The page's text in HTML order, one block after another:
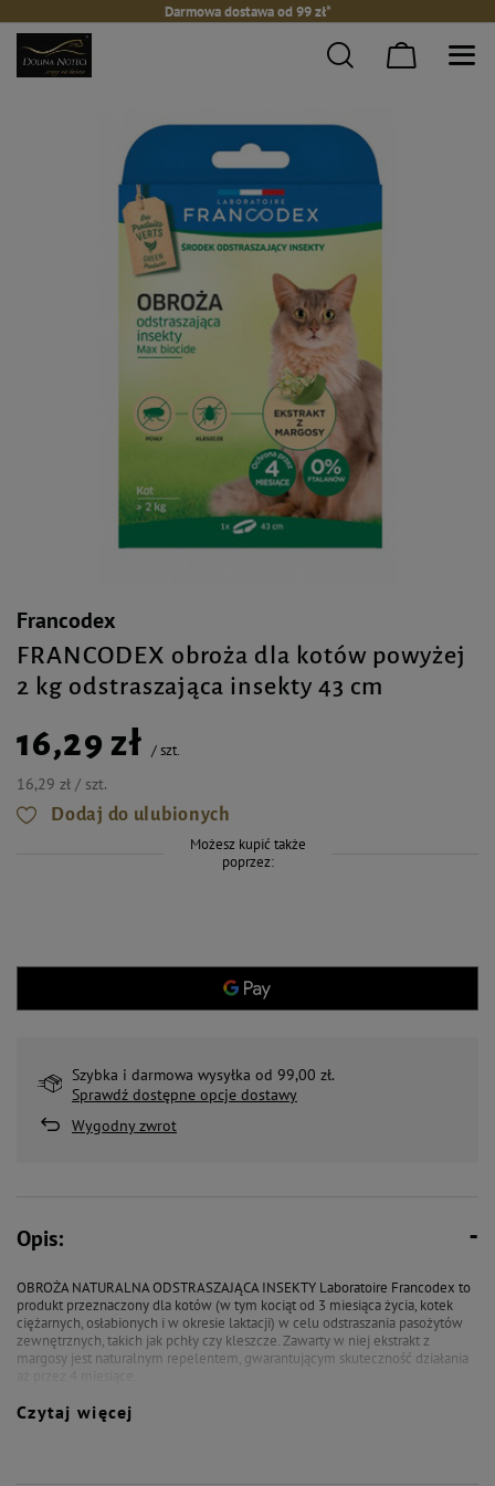
Darmowa dostawa od 99 zł*
Francodex
FRANCODEX obroża dla kotów powyżej
2 kg odstraszająca insekty 43 cm
16,29 zł /szt.
16,29 zł / szt.
Dodaj do ulubionych
Możesz kupić także
poprzez:
Szybka i darmowa wysyłka od 99,00 zł.
Sprawdź dostępne opcje dostawy
Wygodny zwrot
Opis:
OBROŻA NATURALNA ODSTRASZAJĄCA INSEKTY Laboratoire Francodex to
produkt przeznaczony dla kotów (w tym kociąt od 3 miesiąca życia, kotek
ciężarnych, osłabionych i w okresie laktacji) w celu odstraszania pasożytów
zewnętrznych, takich jak pchły czy kleszcze. Zawarty w niej ekstrakt z
margosy jest naturalnym repelentem, gwarantującym skuteczność działania
Skład: Ekstrakt z margosy (CAS N°84696-25-3) 4,5-4,8g/100g
Czytaj więcej